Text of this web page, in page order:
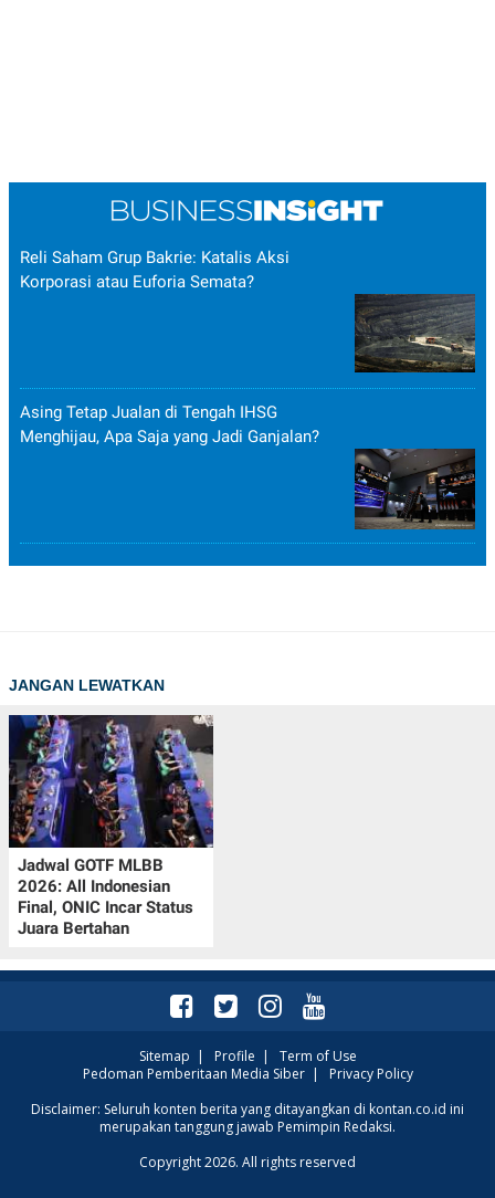
Reli Saham Grup Bakrie: Katalis Aksi
Korporasi atau Euforia Semata?
Asing Tetap Jualan di Tengah IHSG
Menghijau, Apa Saja yang Jadi Ganjalan?
JANGAN LEWATKAN
Jadwal GOTF MLBB
2026: All Indonesian
Final, ONIC Incar Status
Juara Bertahan
Sitemap | Profile | Term of Use
Pedoman Pemberitaan Media Siber| Privacy Policy
Disclaimer: Seluruh konten berita yang ditayangkan di kontan.co.id ini
merupakan tanggung jawab Pemimpin Redaksi.
Copyright 2026. All rights reserved